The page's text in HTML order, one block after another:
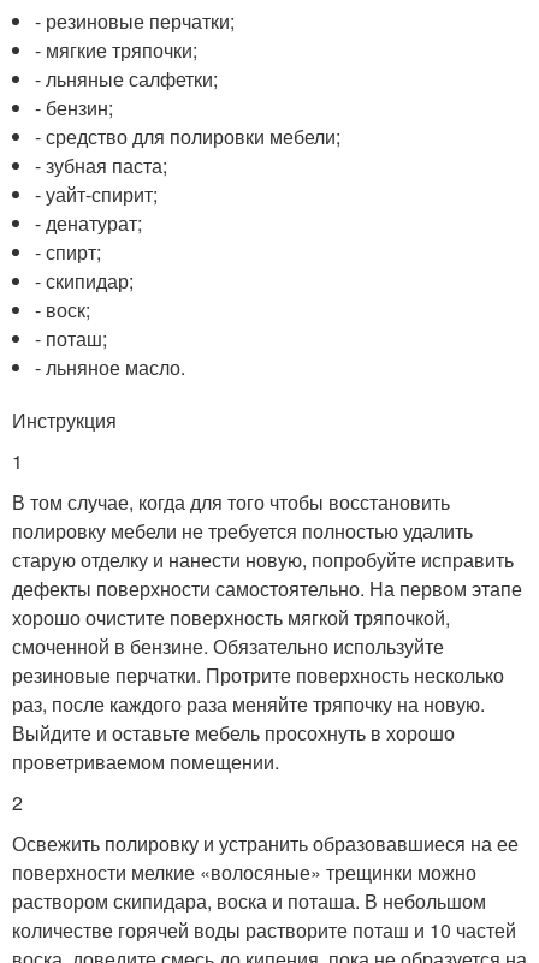
- резиновые перчатки;
- мягкие тряпочки;
- льняные салфетки;
- бензин;
- средство для полировки мебели;
- зубная паста;
- уайт-спирит;
- денатурат;
- спирт;
- скипидар;
- воск;
- поташ;
- льняное масло.
Инструкция
1
В том случае, когда для того чтобы восстановить
полировку мебели не требуется полностью удалить
старую отделку и нанести новую, попробуйте исправить
дефекты поверхности самостоятельно. На первом этапе
хорошо очистите поверхность мягкой тряпочкой,
смоченной в бензине. Обязательно используйте
резиновые перчатки. Протрите поверхность несколько
раз, после каждого раза меняйте тряпочку на новую.
Выйдите и оставьте мебель просохнуть в хорошо
проветриваемом помещении.
2
Освежить полировку и устранить образовавшиеся на ее
поверхности мелкие «волосяные» трещинки можно
раствором скипидара, воска и поташа. В небольшом
количестве горячей воды растворите поташ и 10 частей